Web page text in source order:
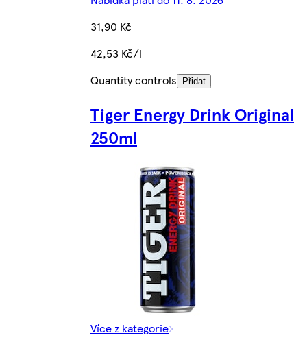
31,90 Kč
42,53 Kč/l
Quantity controls
Přidat
Tiger Energy Drink Original
250ml
Více z kategorie